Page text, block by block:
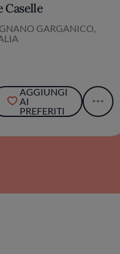
Caselle
GARGANICO,
AGGIUNGI
AI
PREFERITI